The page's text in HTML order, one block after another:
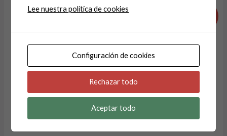
n
v
El
era:
El
es:
JERSEY-JERSEIS
era:
es:
Lee nuestra política de cookies
Configuración de cookies
Rechazar todo
Aceptar todo